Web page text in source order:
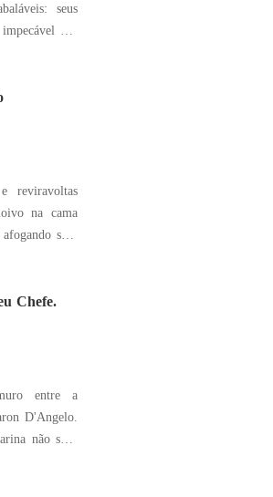
seus
no
Lina sempre
reviravoltas
na cama
suas
coletar?
Chefe.
entre a
D'Angelo.
não sabe